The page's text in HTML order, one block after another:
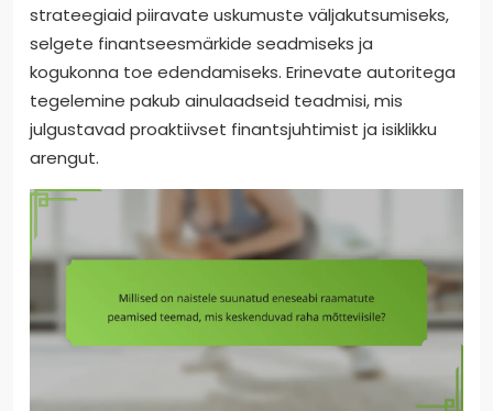
strateegiaid piiravate uskumuste väljakutsumiseks,
selgete finantseesmärkide seadmiseks ja
kogukonna toe edendamiseks. Erinevate autoritega
tegelemine pakub ainulaadseid teadmisi, mis
julgustavad proaktiivset finantsjuhtimist ja isiklikku
arengut.